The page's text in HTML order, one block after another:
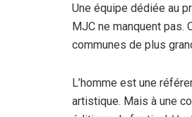
Une équipe dédiée au
MJC ne manquent pas.
communes de plus
L’homme est une
artistique. Mais à une